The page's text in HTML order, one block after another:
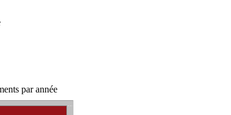
par année